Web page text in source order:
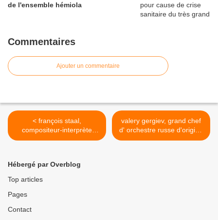
de l'ensemble hémiola
Commentaires
Ajouter un commentaire
< françois staal,
compositeur-interprète
blues-rock mélancolique
valery gergiev, grand chef
d' orchestre russe d'origine
ossète >
Hébergé par Overblog
Top articles
Pages
Contact